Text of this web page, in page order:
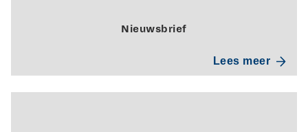
Nieuwsbrief
Lees meer